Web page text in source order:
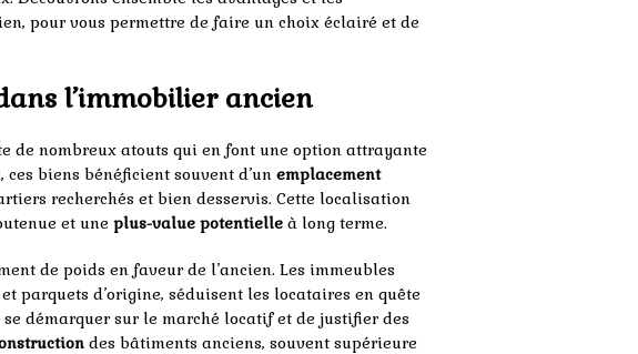
pour vous permettre de faire un choix éclairé et de
l’immobilier ancien
de nombreux atouts qui en font une option attrayante
biens bénéficient souvent d’un emplacement
recherchés et bien desservis. Cette localisation
et une plus-value potentielle à long terme.
de poids en faveur de l’ancien. Les immeubles
parquets d’origine, séduisent les locataires en quête
démarquer sur le marché locatif et de justifier des
des bâtiments anciens, souvent supérieure